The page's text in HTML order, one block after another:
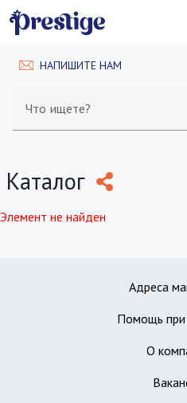
НАПИШИТЕ НАМ
Что ищете?
Каталог
Элемент не найден
Адреса
Помощь при
О